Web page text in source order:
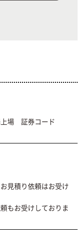
上場 証券コード
見積り依頼はお受け
もお受けしておりま